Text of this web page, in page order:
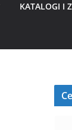
KATALOGI I